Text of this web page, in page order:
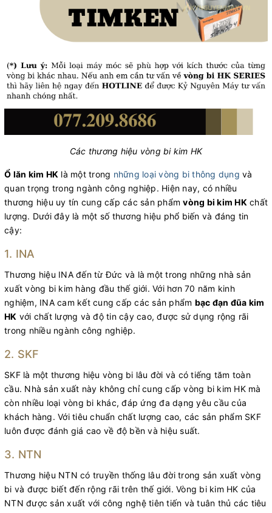
Các thương hiệu vòng bi kim HK
Ổ lăn kim HK là một trong những loại vòng bi thông dụng và
quan trọng trong ngành công nghiệp. Hiện nay, có nhiều
thương hiệu uy tín cung cấp các sản phẩmvòng bi kim HK chất
lượng. Dưới đây là một số thương hiệu phổ biến và đáng tin
cậy:
1. INA
Thương hiệu INA đến từ Đức và là một trong những nhà sản
xuất vòng bi kim hàng đầu thế giới. Với hơn 70 năm kinh
nghiệm, INA cam kết cung cấp các sản phẩm bạc đạn đũa kim
HK với chất lượng và độ tin cậy cao, được sử dụng rộng rãi
trong nhiều ngành công nghiệp.
2. SKF
SKF là một thương hiệu vòng bi lâu đời và có tiếng tăm toàn
cầu. Nhà sản xuất này không chỉ cung cấp vòng bi kim HK mà
còn nhiều loại vòng bi khác, đáp ứng đa dạng yêu cầu của
khách hàng. Với tiêu chuẩn chất lượng cao, các sản phẩm SKF
luôn được đánh giá cao về độ bền và hiệu suất.
3. NTN
Thương hiệu NTN có truyền thống lâu đời trong sản xuất vòng
bi và được biết đến rộng rãi trên thế giới. Vòng bi kim HK của
NTN được sản xuất với công nghệ tiên tiến và tuân thủ các tiêu